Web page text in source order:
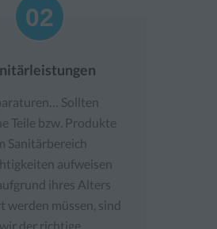
02
02
Sollten
Teile bzw. Produkte
Sanitärbereich
aufweisen
ihres Alters
werden müssen, sind
wir der richtige